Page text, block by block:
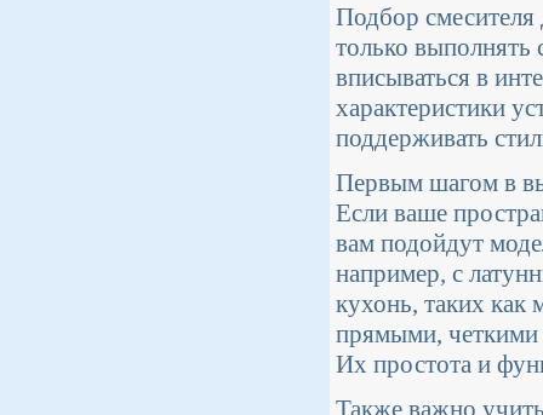
Подбор смесителя
только выполнять
вписываться в
характеристики
поддерживать
Первым шагом в
Если ваше
вам подойдут
например, с
кухонь, таких как
прямыми,
Их простота и
Также важно